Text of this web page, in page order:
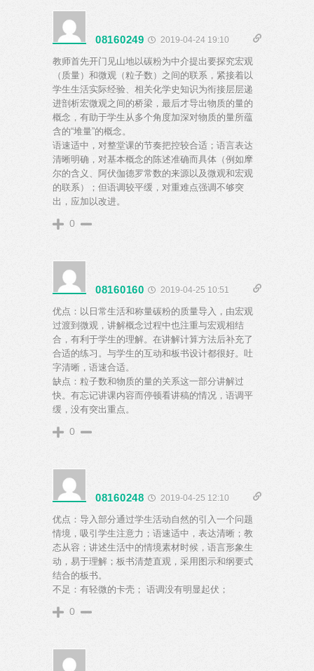
08160249 2019-04-24 19:10
教师首先开门见山地以碳粉为中介提出要探究宏观
（质量）和微观（粒子数）之间的联系，紧接着以
学生生活实际经验、相关化学史知识为衔接层层递
进剖析宏微观之间的桥梁，最后才导出物质的量的
概念，有助于学生从多个角度加深对物质的量所蕴
含的“堆量”的概念。
语速适中，对整堂课的节奏把控较合适；语言表达
清晰明确，对基本概念的陈述准确而具体（例如摩
尔的含义、阿伏伽德罗常数的来源以及微观和宏观
的联系）；但语调较平缓，对重难点强调不够突
出，应加以改进。
0
08160160 2019-04-25 10:51
优点：以日常生活和称量碳粉的质量导入，由宏观
过渡到微观，讲解概念过程中也注重与宏观相结
合，有利于学生的理解。在讲解计算方法后补充了
合适的练习。与学生的互动和板书设计都很好。吐
字清晰，语速合适。
缺点：粒子数和物质的量的关系这一部分讲解过
快。有忘记讲课内容而停顿看讲稿的情况，语调平
缓，没有突出重点。
0
08160248 2019-04-25 12:10
优点：导入部分通过学生活动自然的引入一个问题
情境，吸引学生注意力；语速适中，表达清晰；教
态从容；讲述生活中的情境素材时候，语言形象生
动，易于理解；板书清楚直观，采用图示和纲要式
结合的板书。
不足：有轻微的卡壳； 语调没有明显起伏；
0